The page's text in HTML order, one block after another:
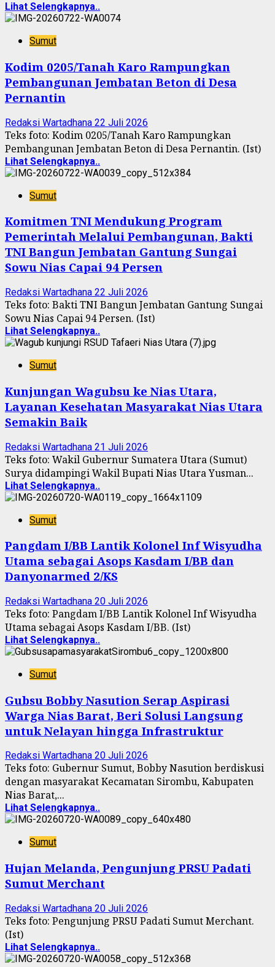
Lihat Selengkapnya..
Sumut
Kodim 0205/Tanah Karo Rampungkan
Pembangunan Jembatan Beton di Desa
Pernantin
Redaksi Wartadhana 22 Juli 2026
Teks foto: Kodim 0205/Tanah Karo Rampungkan
Pembangunan Jembatan Beton di Desa Pernantin. (Ist)
Lihat Selengkapnya..
Sumut
Komitmen TNI Mendukung Program
Pemerintah Melalui Pembangunan, Bakti
TNI Bangun Jembatan Gantung Sungai
Sowu Nias Capai 94 Persen
Redaksi Wartadhana 22 Juli 2026
Teks foto: Bakti TNI Bangun Jembatan Gantung Sungai
Sowu Nias Capai 94 Persen. (Ist)
Lihat Selengkapnya..
Sumut
Kunjungan Wagubsu ke Nias Utara,
Layanan Kesehatan Masyarakat Nias Utara
Semakin Baik
Redaksi Wartadhana 21 Juli 2026
Teks foto: Wakil Gubernur Sumatera Utara (Sumut)
Surya didampingi Wakil Bupati Nias Utara Yusman...
Lihat Selengkapnya..
Sumut
Pangdam I/BB Lantik Kolonel Inf Wisyudha
Utama sebagai Asops Kasdam I/BB dan
Danyonarmed 2/KS
Redaksi Wartadhana 20 Juli 2026
Teks foto: Pangdam I/BB Lantik Kolonel Inf Wisyudha
Utama sebagai Asops Kasdam I/BB. (Ist)
Lihat Selengkapnya..
Sumut
Gubsu Bobby Nasution Serap Aspirasi
Warga Nias Barat, Beri Solusi Langsung
untuk Nelayan hingga Infrastruktur
Redaksi Wartadhana 20 Juli 2026
Teks foto: Gubernur Sumut, Bobby Nasution berdiskusi
dengan masyarakat Kecamatan Sirombu, Kabupaten
Nias Barat,...
Lihat Selengkapnya..
Sumut
Hujan Melanda, Pengunjung PRSU Padati
Sumut Merchant
Redaksi Wartadhana 20 Juli 2026
Teks foto: Pengunjung PRSU Padati Sumut Merchant.
(Ist)
Lihat Selengkapnya..